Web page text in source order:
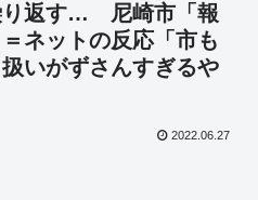
り返す… 尼崎市「報
ネットの反応「市も
いがずさんすぎるや
2022.06.27